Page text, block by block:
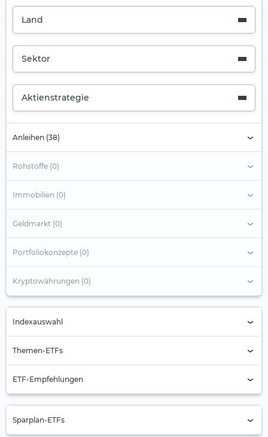
Land
Sektor
Aktienstrategie
Anleihen (38)
Rohstoffe (0)
Immobilien (0)
Geldmarkt (0)
Portfoliokonzepte (0)
Kryptowährungen (0)
Indexauswahl
Indexauswahl
Themen-ETFs
Automobilbranche
Batterie
ETF-Empfehlungen
Aktien Asien-Pazifik (ex Japan)
Sparplan-ETFs